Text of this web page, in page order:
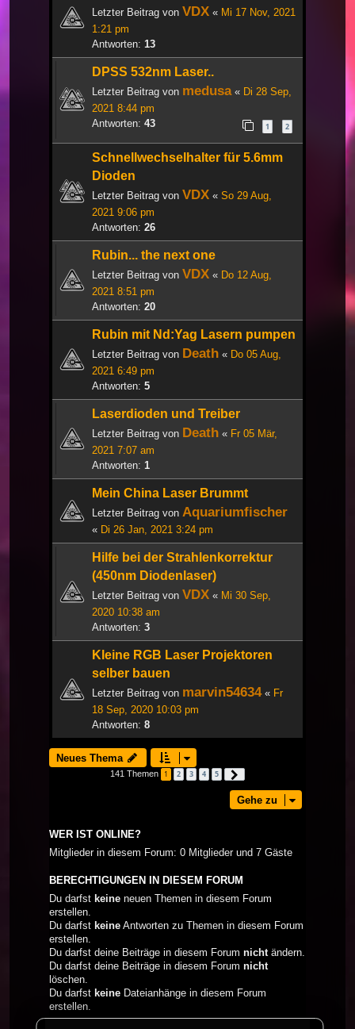
Letzter Beitrag von VDX « Mi 17 Nov, 2021
1:21 pm
Antworten: 13
DPSS 532nm Laser..
Letzter Beitrag von medusa« Di 28 Sep,
2021 8:44 pm
Antworten: 43 1 2
Schnellwechselhalter für 5.6mm
Dioden
Letzter Beitrag von VDX « So 29 Aug,
2021 9:06 pm
Antworten: 26
Rubin... the next one
Letzter Beitrag von VDX « Do 12 Aug,
2021 8:51 pm
Antworten: 20
Rubin mit Nd:Yag Lasern pumpen
Letzter Beitrag von Death « Do 05 Aug,
2021 6:49 pm
Antworten: 5
Laserdioden und Treiber
Letzter Beitrag von Death « Fr 05 Mär,
2021 7:07 am
Antworten: 1
Mein China Laser Brummt
Letzter Beitrag von Aquariumfischer
« Di 26 Jan, 2021 3:24 pm
Hilfe bei der Strahlenkorrektur
(450nm Diodenlaser)
Letzter Beitrag von VDX « Mi 30 Sep,
2020 10:38 am
Antworten: 3
Kleine RGB Laser Projektoren
selber bauen
Letzter Beitrag von marvin54634« Fr
18 Sep, 2020 10:03 pm
Antworten: 8
Neues Thema
141 Themen 1 2 3 4 5
Gehe zu
WER IST ONLINE?
Mitglieder in diesem Forum: 0 Mitglieder und 7 Gäste
BERECHTIGUNGEN IN DIESEM FORUM
Du darfst keine neuen Themen in diesem Forum
erstellen.
Du darfst keine Antworten zu Themen in diesem Forum
erstellen.
Du darfst deine Beiträge in diesem Forum nicht ändern.
Du darfst deine Beiträge in diesem Forum nicht
löschen.
Du darfst keine Dateianhänge in diesem Forum
erstellen.